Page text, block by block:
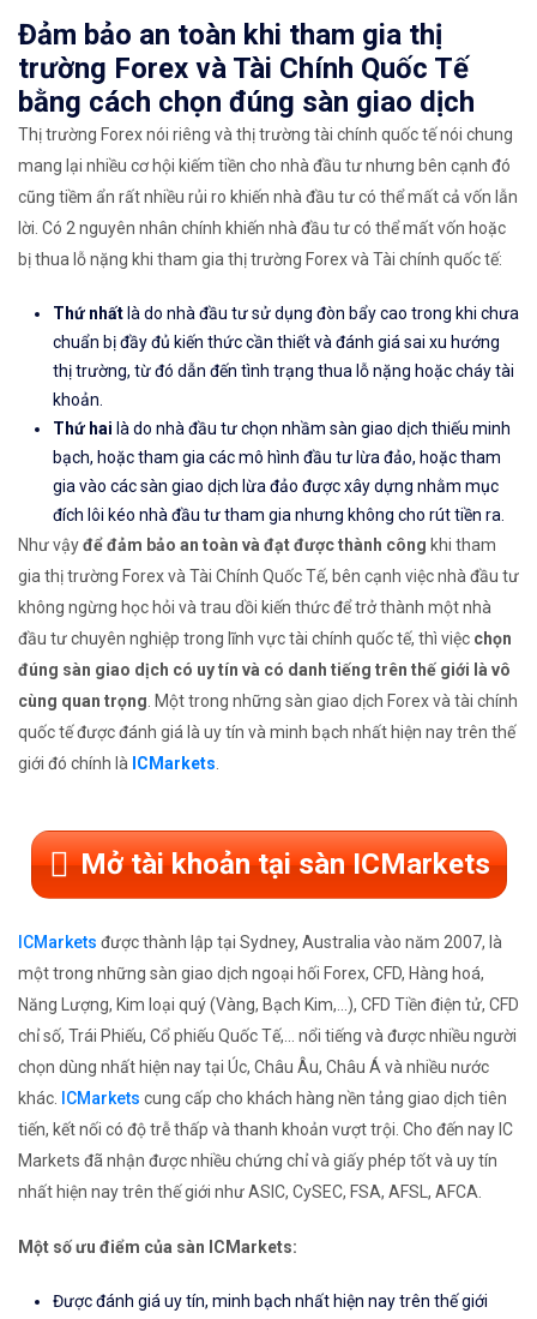
Đảm bảo an toàn khi tham gia thị
trường Forex và Tài Chính Quốc Tế
bằng cách chọn đúng sàn giao dịch
Thị trường Forex nói riêng và thị trường tài chính quốc tế nói chung
mang lại nhiều cơ hội kiếm tiền cho nhà đầu tư nhưng bên cạnh đó
cũng tiềm ẩn rất nhiều rủi ro khiến nhà đầu tư có thể mất cả vốn lẫn
lời. Có 2 nguyên nhân chính khiến nhà đầu tư có thể mất vốn hoặc
bị thua lỗ nặng khi tham gia thị trường Forex và Tài chính quốc tế:
Thứ nhất là do nhà đầu tư sử dụng đòn bẩy cao trong khi chưa
chuẩn bị đầy đủ kiến thức cần thiết và đánh giá sai xu hướng
thị trường, từ đó dẫn đến tình trạng thua lỗ nặng hoặc cháy tài
khoản.
Thứ hai là do nhà đầu tư chọn nhầm sàn giao dịch thiếu minh
bạch, hoặc tham gia các mô hình đầu tư lừa đảo, hoặc tham
gia vào các sàn giao dịch lừa đảo được xây dựng nhằm mục
đích lôi kéo nhà đầu tư tham gia nhưng không cho rút tiền ra.
Như vậyđể đảm bảo an toàn và đạt được thành công khi tham
gia thị trường Forex và Tài Chính Quốc Tế, bên cạnh việc nhà đầu tư
không ngừng học hỏi và trau dồi kiến thức để trở thành một nhà
đầu tư chuyên nghiệp trong lĩnh vực tài chính quốc tế, thì việc chọn
đúng sàn giao dịch có uy tín và có danh tiếng trên thế giới là vô
cùng quan trọng . Một trong những sàn giao dịch Forex và tài chính
quốc tế được đánh giá là uy tín và minh bạch nhất hiện nay trên thế
giới đó chính là ICMarkets
Mở tài khoản tại sàn ICMarkets
ICMarkets được thành lập tại Sydney, Australia vào năm 2007, là
một trong những sàn giao dịch ngoại hối Forex, CFD, Hàng hoá,
Năng Lượng, Kim loại quý (Vàng, Bạch Kim,...), CFD Tiền điện tử, CFD
chỉ số, Trái Phiếu, Cổ phiếu Quốc Tế,... nổi tiếng và được nhiều người
chọn dùng nhất hiện nay tại Úc, Châu Âu, Châu Á và nhiều nước
khác.
ICMarkets cung cấp cho khách hàng nền tảng giao dịch tiên
tiến, kết nối có độ trễ thấp và thanh khoản vượt trội. Cho đến nay IC
Markets đã nhận được nhiều chứng chỉ và giấy phép tốt và uy tín
nhất hiện nay trên thế giới như ASIC, CySEC, FSA, AFSL, AFCA.
Một số ưu điểm của sàn ICMarkets:
Được đánh giá uy tín, minh bạch nhất hiện nay trên thế giới